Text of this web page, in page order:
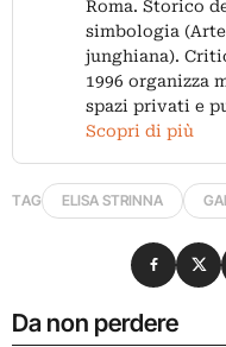
Roma. Storico
simbologia
junghiana).
1996 organizza
spazi privati e
Scopri di più
TAG ELISA STRINNA
Da non perdere
Condividi